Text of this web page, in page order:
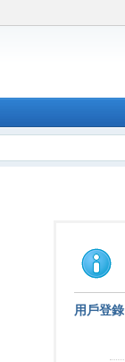
用戶登錄